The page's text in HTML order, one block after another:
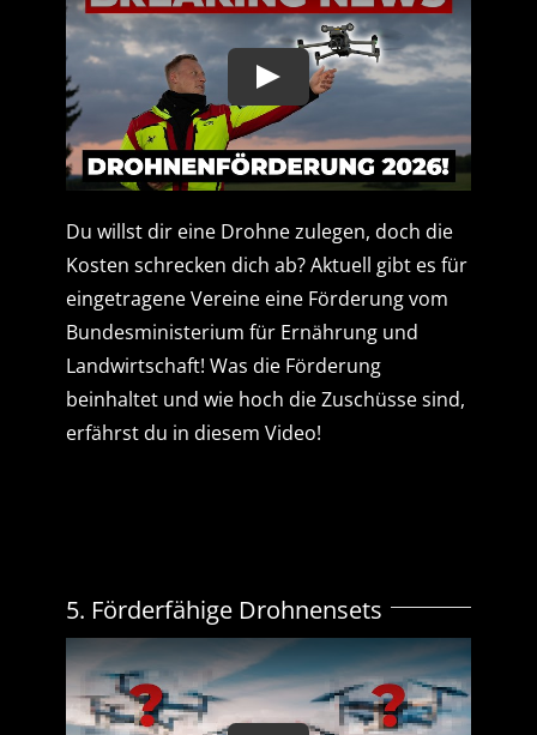
Du willst dir eine Drohne zulegen, doch die
Kosten schrecken dich ab? Aktuell gibt es für
eingetragene Vereine eine Förderung vom
Bundesministerium für Ernährung und
Landwirtschaft! Was die Förderung
beinhaltet und wie hoch die Zuschüsse sind,
erfährst du in diesem Video!
5. Förderfähige Drohnensets